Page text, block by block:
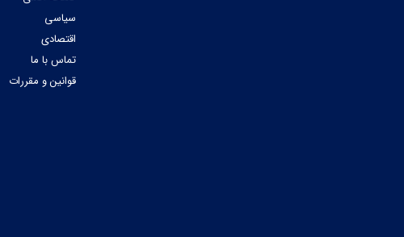
سیاسی
اقتصادی
تماس با ما
قوانین و مقررات